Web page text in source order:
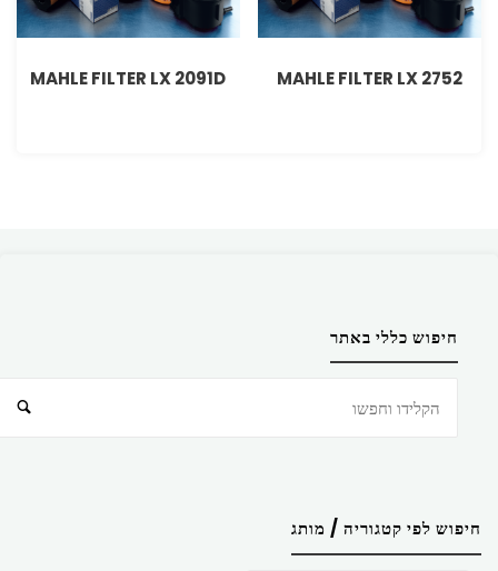
MAHLE FILTER LX 2752
MAHLE FILTER LX 2091D
חיפוש כללי באתר
חיפוש לפי קטגוריה / מותג